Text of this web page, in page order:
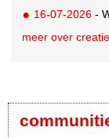
16-07-2026 -
meer over creatie